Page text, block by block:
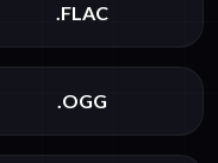
.FLAC
.OGG